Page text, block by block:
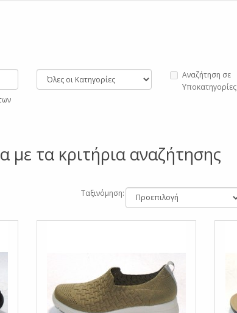
Αναζήτηση σε
Υποκατηγορίες
τα κριτήρια αναζήτησης
Ταξινόμηση: